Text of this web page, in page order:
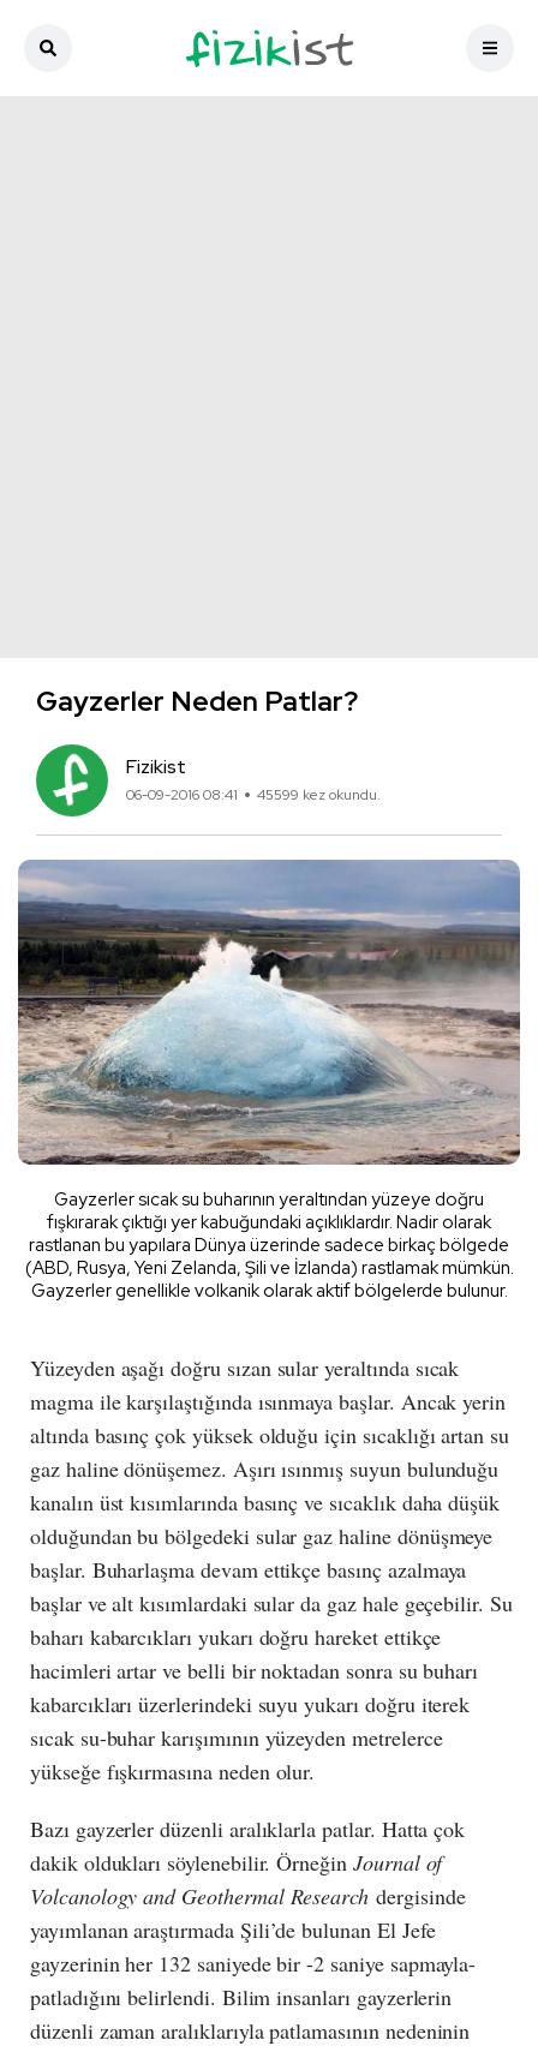
Gayzerler Neden Patlar?
Fizikist
06-09-2016 08:41 45599 kez okundu.
Gayzerler sıcak su buharının yeraltından yüzeye doğru
fışkırarak çıktığı yer kabuğundaki açıklıklardır. Nadir olarak
rastlanan bu yapılara Dünya üzerinde sadece birkaç bölgede
(ABD, Rusya, Yeni Zelanda, Şili ve İzlanda) rastlamak mümkün.
Gayzerler genellikle volkanik olarak aktif bölgelerde bulunur.
Yüzeyden aşağı doğru sızan sular yeraltında sıcak
magma ile karşılaştığında ısınmaya başlar. Ancak yerin
altında basınç çok yüksek olduğu için sıcaklığı artan su
gaz haline dönüşemez. Aşırı ısınmış suyun bulunduğu
kanalın üst kısımlarında basınç ve sıcaklık daha düşük
olduğundan bu bölgedeki sular gaz haline dönüşmeye
başlar. Buharlaşma devam ettikçe basınç azalmaya
başlar ve alt kısımlardaki sular da gaz hale geçebilir. Su
baharı kabarcıkları yukarı doğru hareket ettikçe
hacimleri artar ve belli bir noktadan sonra su buharı
kabarcıkları üzerlerindeki suyu yukarı doğru iterek
sıcak su-buhar karışımının yüzeyden metrelerce
yükseğe fışkırmasına neden olur.
Bazı gayzerler düzenli aralıklarla patlar. Hatta çok
dakik oldukları söylenebilir. Örneğin Journal of
Volcanology and Geothermal Research dergisinde
yayımlanan araştırmada Şili’de bulunan El Jefe
gayzerinin her 132 saniyede bir -2 saniye sapmayla-
patladığını belirlendi. Bilim insanları gayzerlerin
düzenli zaman aralıklarıyla patlamasının nedeninin